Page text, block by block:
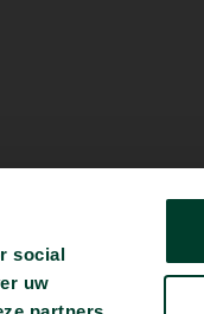
social
uw